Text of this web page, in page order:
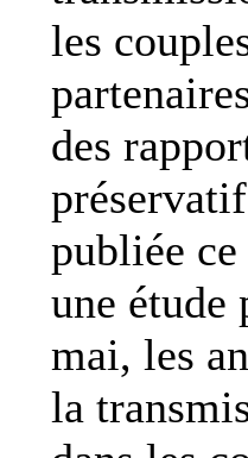
les
des
publiée
une étude
mai, les
la